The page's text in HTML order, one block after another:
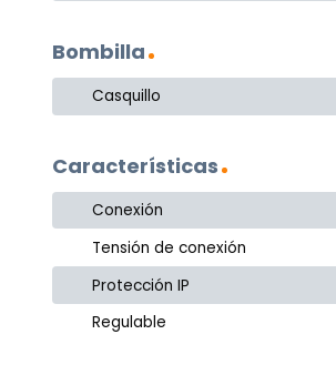
Bombilla
Casquillo
Características
Conexión
Tensión de conexión
Protección IP
Regulable